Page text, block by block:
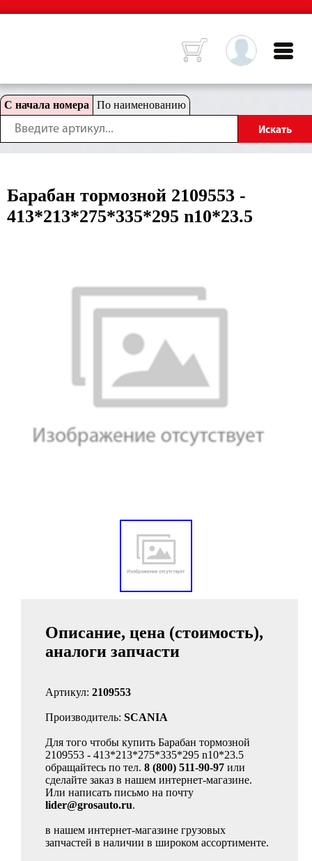
С начала номера По наименованию
Барабан тормозной 2109553 -
413*213*275*335*295 n10*23.5
Описание, цена (стоимость),
аналоги запчасти
Артикул: 2109553
Производитель: SCANIA
Для того чтобы купить Барабан тормозной
2109553 - 413*213*275*335*295 n10*23.5
обращайтесь по тел. 8 (800) 511-90-97 или
сделайте заказ в нашем интернет-магазине.
Или написать письмо на почту
lider@grosauto.ru.
в нашем интернет-магазине грузовых
запчастей в наличии в широком ассортименте.